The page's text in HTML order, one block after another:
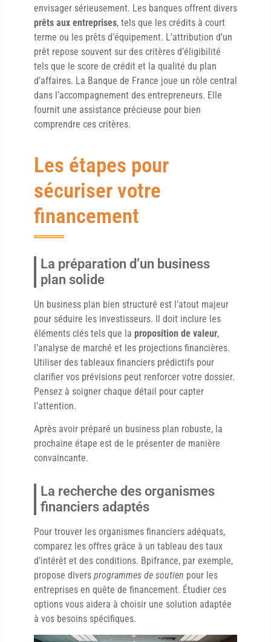
envisager sérieusement. Les banques offrent divers
prêts aux entreprises, tels que les crédits à court
terme ou les prêts d’équipement. L’attribution d’un
prêt repose souvent sur des critères d’éligibilité
tels que le score de crédit et la qualité du plan
d’affaires. La Banque de France joue un rôle central
dans l’accompagnement des entrepreneurs. Elle
fournit une assistance précieuse pour bien
comprendre ces critères.
Les étapes pour
sécuriser votre
financement
La préparation d’un business
plan solide
Un business plan bien structuré est l’atout majeur
pour séduire les investisseurs. Il doit inclure les
éléments clés tels que la proposition de valeur,
l’analyse de marché et les projections financières.
Utiliser des tableaux financiers prédictifs pour
clarifier vos prévisions peut renforcer votre dossier.
Pensez à soigner chaque détail pour capter
l’attention.
Après avoir préparé un business plan robuste, la
prochaine étape est de le présenter de manière
convaincante.
La recherche des organismes
financiers adaptés
Pour trouver les organismes financiers adéquats,
comparez les offres grâce à un tableau des taux
d’intérêt et des conditions. Bpifrance, par exemple,
propose divers programmes de soutien pour les
entreprises en quête de financement. Étudier ces
options vous aidera à choisir une solution adaptée
à vos besoins spécifiques.